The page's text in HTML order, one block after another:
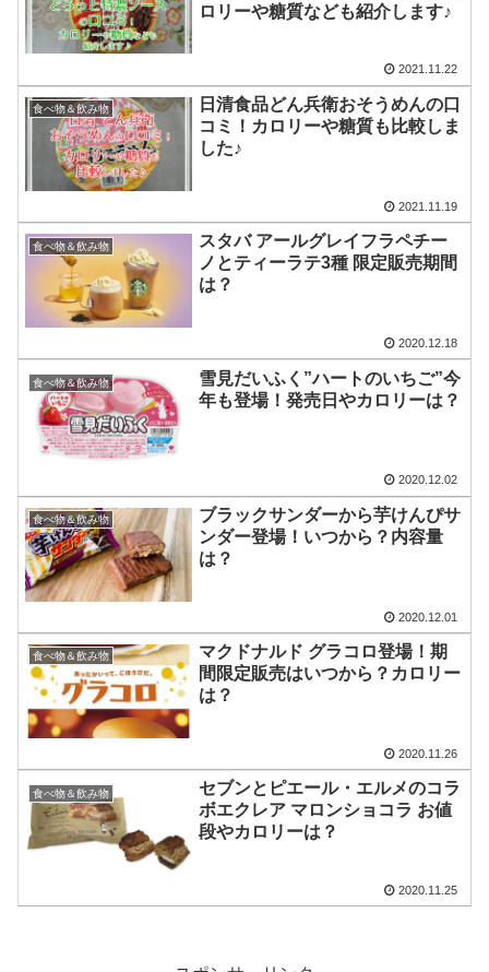
ロリーや糖質なども紹介します♪
2021.11.22
食べ物＆飲み物
日清食品どん兵衛おそうめんの口
コミ！カロリーや糖質も比較しま
した♪
2021.11.19
食べ物＆飲み物
スタバ アールグレイフラペチー
ノとティーラテ3種 限定販売期間
は？
2020.12.18
食べ物＆飲み物
雪見だいふく”ハートのいちご”今
年も登場！発売日やカロリーは？
2020.12.02
食べ物＆飲み物
ブラックサンダーから芋けんぴサ
ンダー登場！いつから？内容量
は？
2020.12.01
食べ物＆飲み物
マクドナルド グラコロ登場！期
間限定販売はいつから？カロリー
は？
2020.11.26
食べ物＆飲み物
セブンとピエール・エルメのコラ
ボエクレア マロンショコラ お値
段やカロリーは？
2020.11.25